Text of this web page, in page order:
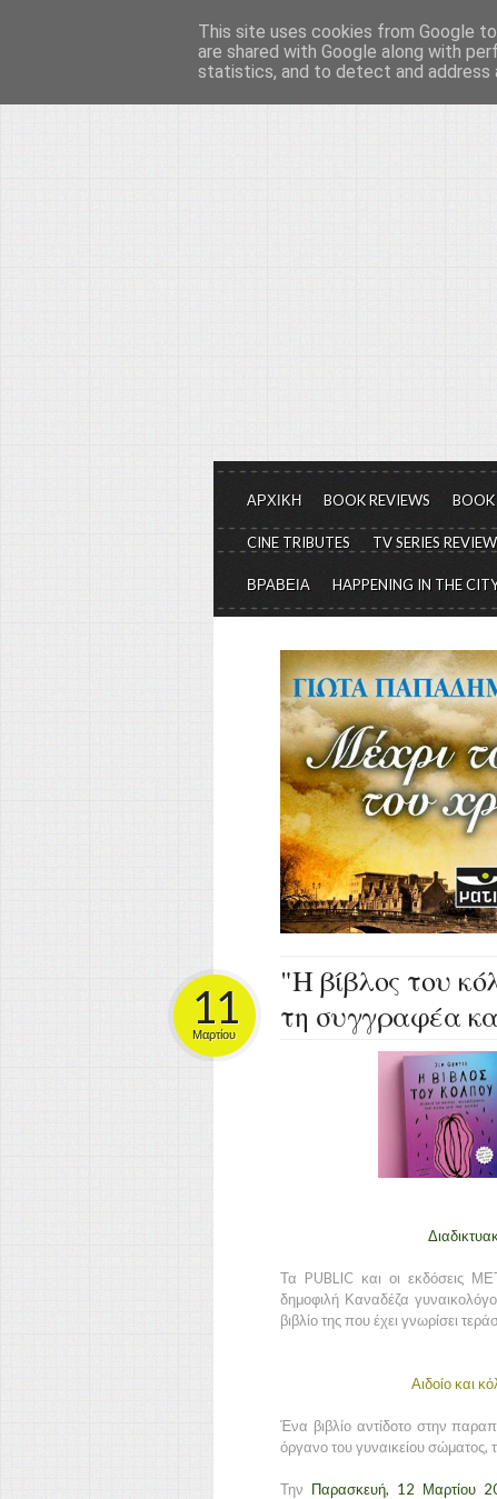
Το μεγαλείο των
Είμαστε πάντα εδώ για να μιλάμε
ΑΡΧΙΚΗ BOOK REVIEWS BOOK
CINE TRIBUTES TV SERIES
ΒΡΑΒΕΙΑ HAPPENING IN THE
"Η βίβλος του
τη συγγραφέα
11
Μαρτίου
Τα PUBLIC και οι εκδόσεις
δημοφιλή Καναδέζα
βιβλίο της που έχει γνωρίσει
Αιδοίο και
Ένα βιβλίο αντίδοτο στην
όργανο του γυναικείου σώματος,
Την Παρασκευή, 12 Μαρτίου
This site uses cookies from Google
are shared with Google along with
statistics, and to detect and address